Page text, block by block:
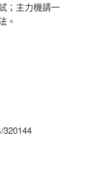
；主力機請一
。
320144